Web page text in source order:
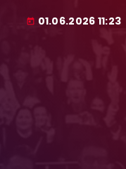
today 01.06.2026 11:23